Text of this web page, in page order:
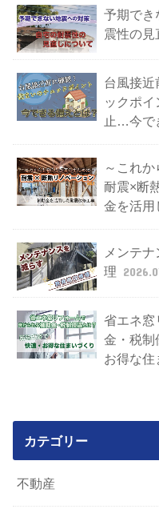
予期でき
震性の見
台風接近
ックポ
止…今で
～これ
耐震×断
金を活用
メンテ
理
省エネ窓
金・税制
お得な住
カテゴリー
不動産